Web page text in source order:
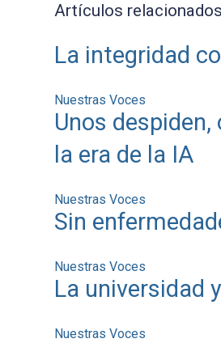
Artículos relacionados
La integridad
Nuestras Voces
Unos
la era de la IA
Nuestras Voces
Sin
Nuestras Voces
La universidad
Nuestras Voces